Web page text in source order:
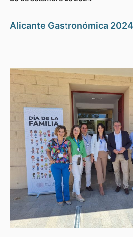
Alicante Gastronómica 2024